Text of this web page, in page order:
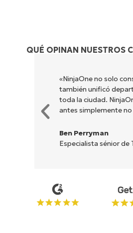
QUÉ OPINAN NUESTROS
«NinjaOne no solo
también unificó
toda la ciudad.
antes simplemente no
Ben Perryman
Especialista sénior de